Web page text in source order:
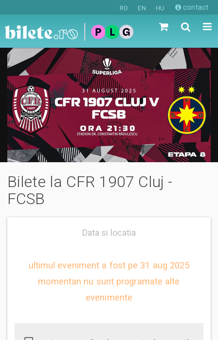
RO EN HU contact
Bilete la CFR 1907 Cluj -
FCSB
Data si locatia
ultimul eveniment a fost pe 31 aug 2025
momentan nu sunt programate alte
evenimente